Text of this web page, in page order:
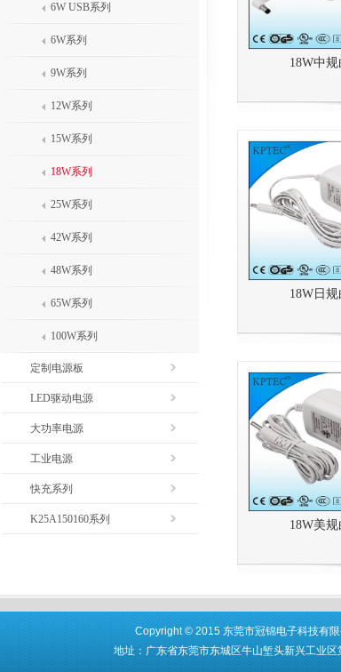
6W USB系列
6W系列
9W系列
12W系列
15W系列
18W系列
25W系列
42W系列
48W系列
65W系列
100W系列
定制电源板
LED驱动电源
大功率电源
工业电源
快充系列
K25A150160系列
18W中
18W日
18W美
Copyright © 2015 东莞市冠锦电子科技
地址：广东省东莞市东城区牛山堑头新兴工